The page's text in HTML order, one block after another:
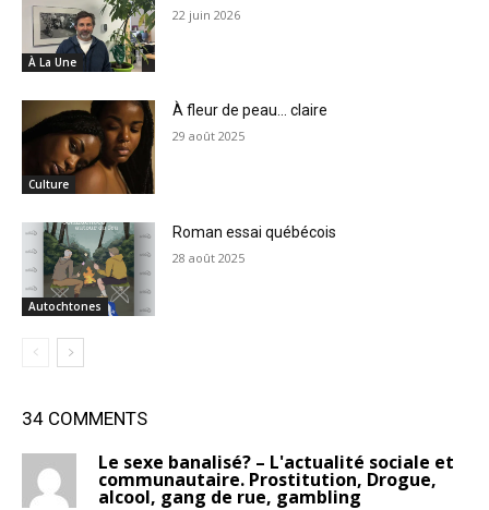
À La Une
22 juin 2026
Culture
À fleur de peau… claire
29 août 2025
Autochtones
Roman essai québécois
28 août 2025
34 COMMENTS
Le sexe banalisé? – L'actualité sociale et
communautaire. Prostitution, Drogue,
alcool, gang de rue, gambling